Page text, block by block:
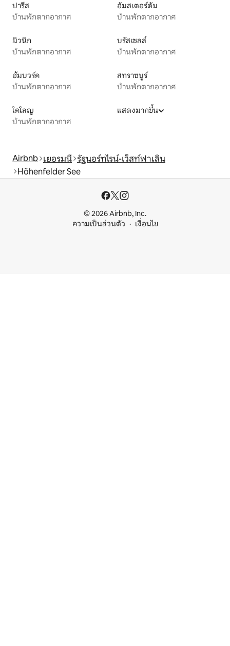
ปารีส
บ้านพักตากอากาศ
อัมสเตอร์ดัม
บ้านพักตากอากาศ
มิวนิก
บ้านพักตากอากาศ
บรัสเซลส์
บ้านพักตากอากาศ
ฮัมบวร์ค
บ้านพักตากอากาศ
สทราซบูร์
บ้านพักตากอากาศ
โคโลญ
บ้านพักตากอากาศ
แสดงมากขึ้น
Airbnb เยอรมนี รัฐนอร์ทไรน์-เว็สท์ฟาเลิน
Höhenfelder See
© 2026 Airbnb, Inc.
ความเป็นส่วนตัว
เงื่อนไข